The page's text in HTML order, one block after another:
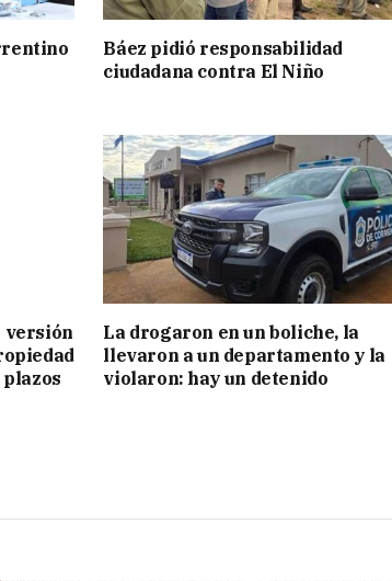
Báez pidió responsabilidad
ciudadana contra El Niño
versión
La drogaron en un boliche, la
llevaron a un departamento y la
violaron: hay un detenido